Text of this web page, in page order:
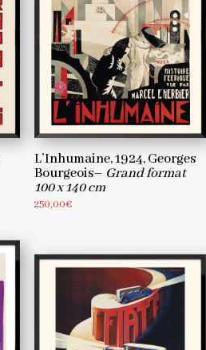
L’Inhumaine, 1924, Georges
Bourgeois– Grand format
100 x 140 cm
250,00€